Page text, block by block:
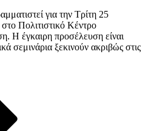
για την Τρίτη 25
Πολιτιστικό Κέντρο
Η έγκαιρη προσέλευση είναι
σεμινάρια ξεκινούν ακριβώς στις